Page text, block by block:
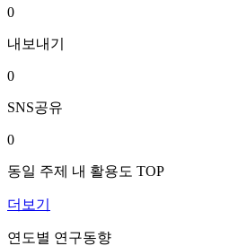
0
내보내기
0
SNS공유
0
동일 주제 내 활용도 TOP
더보기
연도별 연구동향